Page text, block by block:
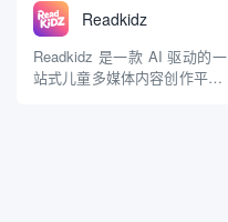
移动设备背景的用户，提供了
一个简洁、直观的平台，让人
们可以轻松找到符合自己审美
的壁纸。截止本站添加该网站
Readkidz
Readkidz 是一款 AI 驱动的一
站式儿童多媒体内容创作平台,